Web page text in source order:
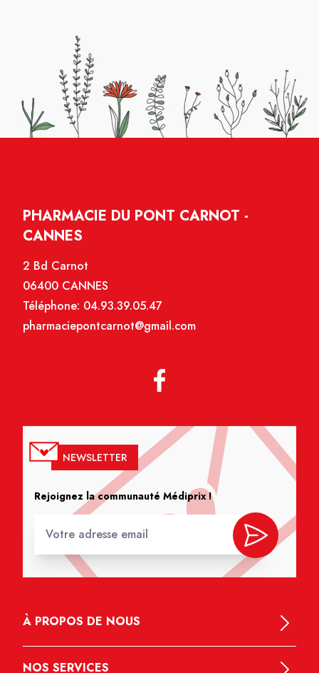
PHARMACIE DU PONT CARNOT -
CANNES
2 Bd Carnot
06400 CANNES
Téléphone: 04.93.39.05.47
pharmaciepontcarnot@gmail.com
NEWSLETTER
Rejoignez la communauté Médiprix !
À PROPOS DE NOUS
NOS SERVICES